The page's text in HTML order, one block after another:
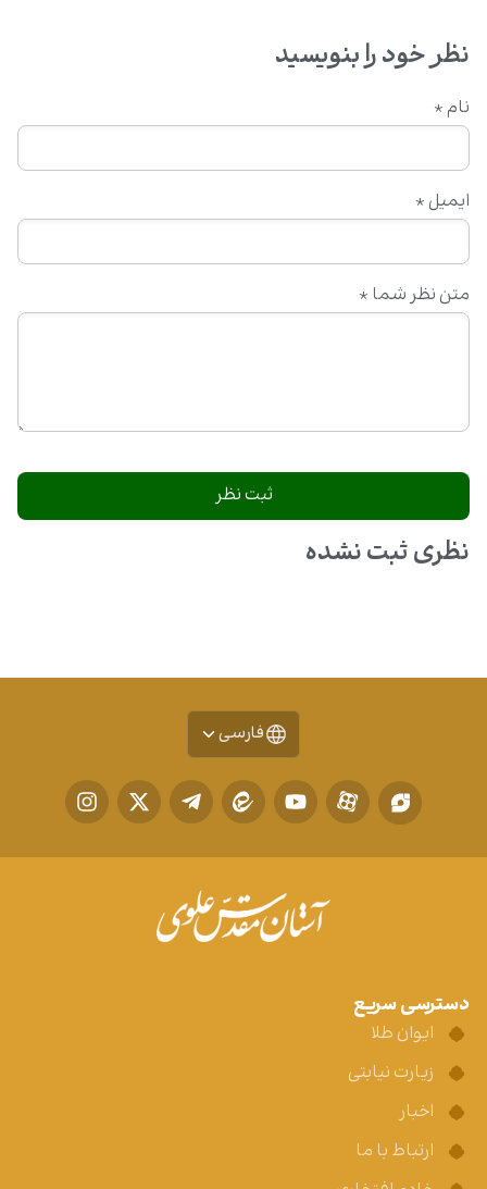
نظر خود را بنویسید
متن نظر شما *
نام *
ایمیل *
نظری ثبت نشده
فارسی
دسترسی سریع
ایوان طلا
زیارت نیابتی
اخبار
ارتباط با ما